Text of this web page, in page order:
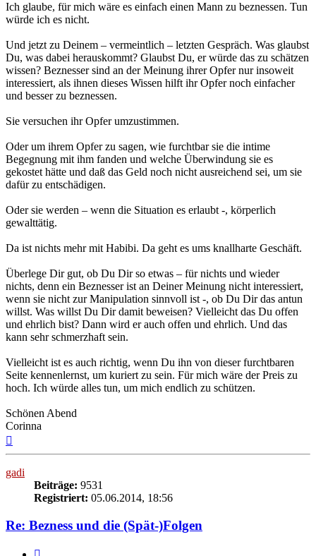
Ich glaube, für mich wäre es einfach einen Mann zu beznessen. Tun
würde ich es nicht.
Und jetzt zu Deinem – vermeintlich – letzten Gespräch. Was glaubst
Du, was dabei herauskommt? Glaubst Du, er würde das zu schätzen
wissen? Beznesser sind an der Meinung ihrer Opfer nur insoweit
interessiert, als ihnen dieses Wissen hilft ihr Opfer noch einfacher
und besser zu beznessen.
Sie versuchen ihr Opfer umzustimmen.
Oder um ihrem Opfer zu sagen, wie furchtbar sie die intime
Begegnung mit ihm fanden und welche Überwindung sie es
gekostet hätte und daß das Geld noch nicht ausreichend sei, um sie
dafür zu entschädigen.
Oder sie werden – wenn die Situation es erlaubt -, körperlich
gewalttätig.
Da ist nichts mehr mit Habibi. Da geht es ums knallharte Geschäft.
Überlege Dir gut, ob Du Dir so etwas – für nichts und wieder
nichts, denn ein Beznesser ist an Deiner Meinung nicht interessiert,
wenn sie nicht zur Manipulation sinnvoll ist -, ob Du Dir das antun
willst. Was willst Du Dir damit beweisen? Vielleicht das Du offen
und ehrlich bist? Dann wird er auch offen und ehrlich. Und das
kann sehr schmerzhaft sein.
Vielleicht ist es auch richtig, wenn Du ihn von dieser furchtbaren
Seite kennenlernst, um kuriert zu sein. Für mich wäre der Preis zu
hoch. Ich würde alles tun, um mich endlich zu schützen.
Schönen Abend
Corinna
gadi
Beiträge: 9531
Registriert: 05.06.2014, 18:56
Re: Bezness und die (Spät-)Folgen